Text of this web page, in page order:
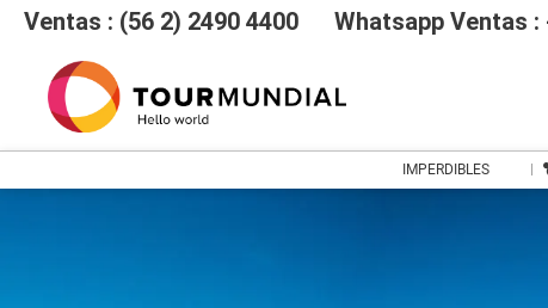
Ventas : (56 2) 2490 4400 Whatsapp Ventas :
IMPERDIBLES